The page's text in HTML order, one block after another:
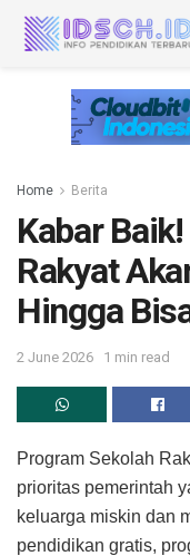
Home Berita
Kabar
Rakyat
Hingga
2 June 2026 1 min read
Program Sekolah
prioritas pemerintah
keluarga miskin dan
pendidikan gratis,